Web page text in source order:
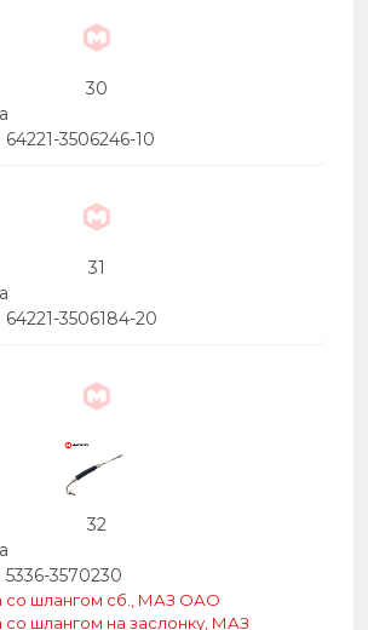
30
64221-3506246-10
31
64221-3506184-20
32
5336-3570230
со шлангом сб., МАЗ ОАО
со шлангом на заслонку, МАЗ